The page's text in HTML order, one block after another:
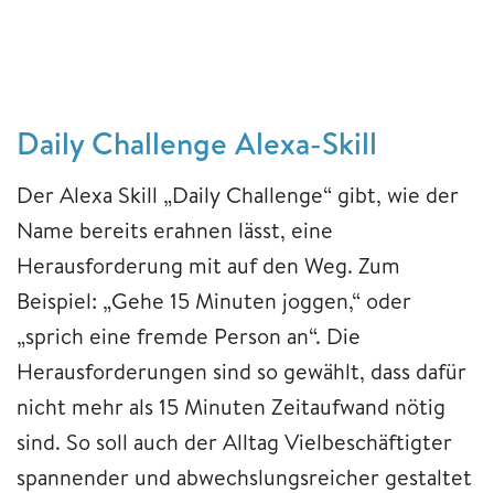
Daily Challenge Alexa-Skill
Der Alexa Skill „Daily Challenge“ gibt, wie der
Name bereits erahnen lässt, eine
Herausforderung mit auf den Weg. Zum
Beispiel: „Gehe 15 Minuten joggen,“ oder
„sprich eine fremde Person an“. Die
Herausforderungen sind so gewählt, dass dafür
nicht mehr als 15 Minuten Zeitaufwand nötig
sind. So soll auch der Alltag Vielbeschäftigter
spannender und abwechslungsreicher gestaltet